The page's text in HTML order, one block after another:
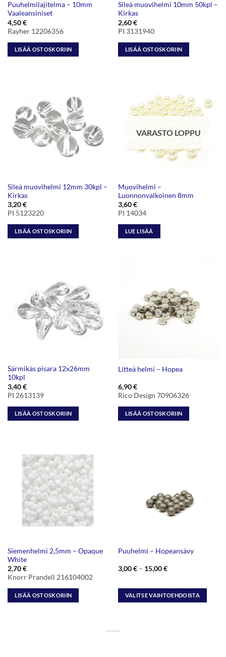
Puuhelmilajitelma – 10mm
Vaaleansiniset
4,50€
Rayher 12206356
LISÄÄ OSTOSKORIIN
Sileä muovihelmi 10mm 50kpl –
Kirkas
2,60€
PI 3131940
LISÄÄ OSTOSKORIIN
Sileä muovihelmi 12mm 30kpl –
Kirkas
3,20€
PI 5123220
LISÄÄ OSTOSKORIIN
VARASTO LOPPU
Muovihelmi –
Luonnonvalkoinen 8mm
3,60€
PI 14034
LUE LISÄÄ
Särmikäs pisara 12x26mm
10kpl
3,40€
PI 2613139
LISÄÄ OSTOSKORIIN
Litteä helmi – Hopea
6,90€
Rico Design 70906326
LISÄÄ OSTOSKORIIN
Siemenhelmi 2,5mm – Opaque
White
2,70€
Knorr Prandell 216104002
LISÄÄ OSTOSKORIIN
Puuhelmi – Hopeansävy
3,00€ – 15,00€Hintaluokka:
15,00 €
VALITSE VAIHTOEHDOISTA